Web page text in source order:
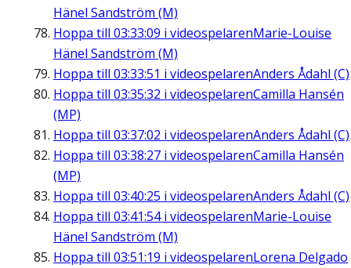
Hänel Sandström (M)
Hoppa till 03:33:09 i videospelarenMarie-Louise
Hänel Sandström (M)
Hoppa till 03:33:51 i videospelarenAnders Ådahl (C)
Hoppa till 03:35:32 i videospelarenCamilla Hansén
(MP)
Hoppa till 03:37:02 i videospelarenAnders Ådahl (C)
Hoppa till 03:38:27 i videospelarenCamilla Hansén
(MP)
Hoppa till 03:40:25 i videospelarenAnders Ådahl (C)
Hoppa till 03:41:54i videospelarenMarie-Louise
Hänel Sandström (M)
Hoppa till 03:51:19 i videospelarenLorena Delgado